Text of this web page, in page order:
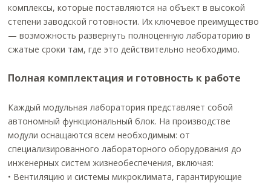
комплексы, которые поставляются на объект в высокой
степени заводской готовности. Их ключевое преимущество
— возможность развернуть полноценную лабораторию в
сжатые сроки там, где это действительно необходимо.
Полная комплектация и готовность к работе
Каждый модульная лаборатория представляет собой
автономный функциональный блок. На производстве
модули оснащаются всем необходимым: от
специализированного лабораторного оборудования до
инженерных систем жизнеобеспечения, включая:
• Вентиляцию и системы микроклимата, гарантирующие